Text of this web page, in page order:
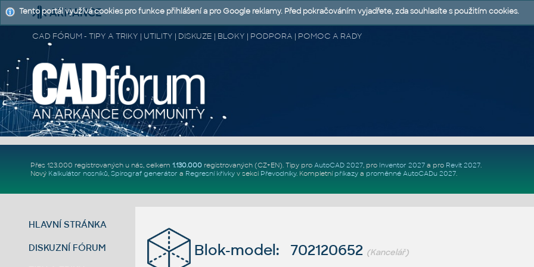
CAD FÓRUM - TIPY A TRIKY | UTILITY | DISKUZE | BLOKY | PODPORA | POMOC A RADY
Přes 123.000 registrovaných u nás, celkem 1.130.000registrovaných (CZ+EN). Tipy pro AutoCAD 2027, pro Inventor 2027a pro Revit 2027.
Nový Kalkulátor nosníků, Spirograf generátor a Regresní křivkyv sekci Převodníky. Kompletní příkazya proměnné AutoCADu 2027.
HLAVNÍ STRÁNKA
DISKUZNÍ FÓRUM Blok-model: 702120652 (Kancelář)
Tento portál využívá cookies pro funkce přihlášení a pro Google reklamy. Před pokračováním vyjadřete, zda souhlasíte s použitím cookies.